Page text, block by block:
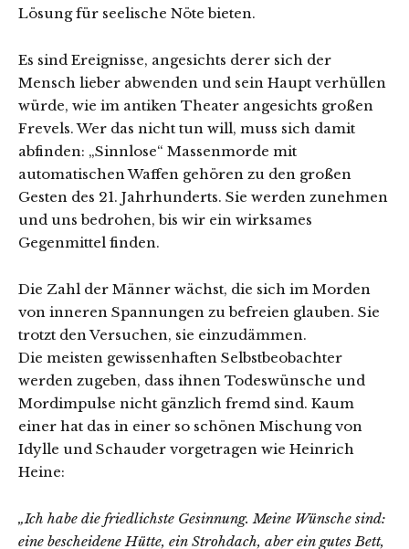
Lösung für seelische Nöte bieten.
Es sind Ereignisse, angesichts derer sich der
Mensch lieber abwenden und sein Haupt verhüllen
würde, wie im antiken Theater angesichts großen
Frevels. Wer das nicht tun will, muss sich damit
abfinden: „Sinnlose“ Massenmorde mit
automatischen Waffen gehören zu den großen
Gesten des 21. Jahrhunderts. Sie werden zunehmen
und uns bedrohen, bis wir ein wirksames
Gegenmittel finden.
Die Zahl der Männer wächst, die sich im Morden
von inneren Spannungen zu befreien glauben. Sie
trotzt den Versuchen, sie einzudämmen.
Die meisten gewissenhaften Selbstbeobachter
werden zugeben, dass ihnen Todeswünsche und
Mordimpulse nicht gänzlich fremd sind. Kaum
einer hat das in einer so schönen Mischung von
Idylle und Schauder vorgetragen wie Heinrich
Heine:
„Ich habe die friedlichste Gesinnung. Meine Wünsche sind:
eine bescheidene Hütte, ein Strohdach, aber ein gutes Bett,